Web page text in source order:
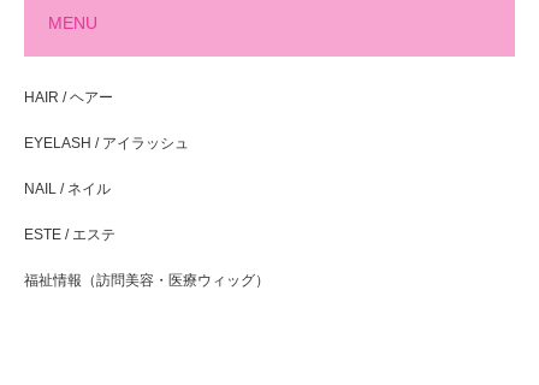
MENU
HAIR / ヘアー
EYELASH / アイラッシュ
NAIL / ネイル
ESTE / エステ
福祉情報（訪問美容・医療ウィッグ）